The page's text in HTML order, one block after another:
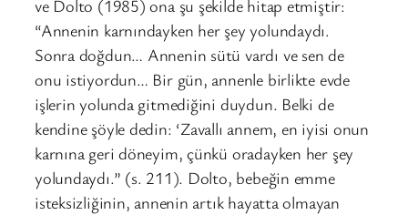
ve Dolto (1985) ona şu şekilde hitap etmiştir:
“Annenin karnındayken her şey yolundaydı.
Sonra doğdun… Annenin sütü vardı ve sen de
onu istiyordun… Bir gün, annenle birlikte evde
işlerin yolunda gitmediğini duydun. Belki de
kendine şöyle dedin: ‘Zavallı annem, en iyisi onun
karnına geri döneyim, çünkü oradayken her şey
yolundaydı.” (s. 211). Dolto, bebeğin emme
isteksizliğinin, annenin artık hayatta olmayan